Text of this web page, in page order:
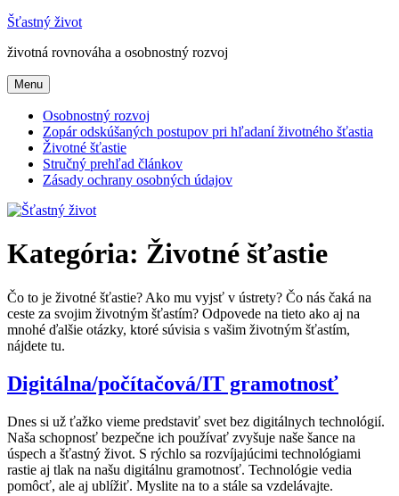
Prejsť
obsah
Šťastný život
životná rovnováha a osobnostný rozvoj
Menu
Osobnostný rozvoj
Zopár odskúšaných postupov pri hľadaní životného šťastia
Životné šťastie
Stručný prehľad článkov
Zásady ochrany osobných údajov
Kategória: Životné šťastie
Čo to je životné šťastie? Ako mu vyjsť v ústrety? Čo nás čaká na
ceste za svojim životným šťastím? Odpovede na tieto ako aj na
mnohé ďalšie otázky, ktoré súvisia s vašim životným šťastím,
nájdete tu.
Digitálna/počítačová/IT gramotnosť
Dnes si už ťažko vieme predstaviť svet bez digitálnych technológií.
Naša schopnosť bezpečne ich používať zvyšuje naše šance na
úspech a šťastný život. S rýchlo sa rozvíjajúcimi technológiami
rastie aj tlak na našu digitálnu gramotnosť. Technológie vedia
pomôcť, ale aj ublížiť. Myslite na to a stále sa vzdelávajte.